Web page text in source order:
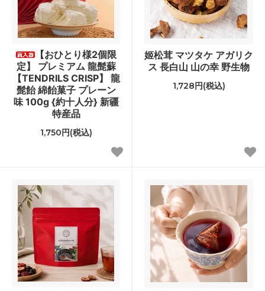
【おひとり様2個限
定】 プレミアム 龍髭蘇
【TENDRILS CRISP】 龍
髭飴 綿飴菓子 プレーン
味 100g {約十人分} 新疆
特産品
1,750円(税込)
姬松茸 マツタケ アガリク
ス 長白山 山の幸 野生物
1,728円(税込)